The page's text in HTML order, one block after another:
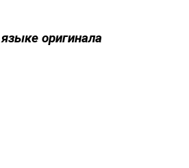
оригинала